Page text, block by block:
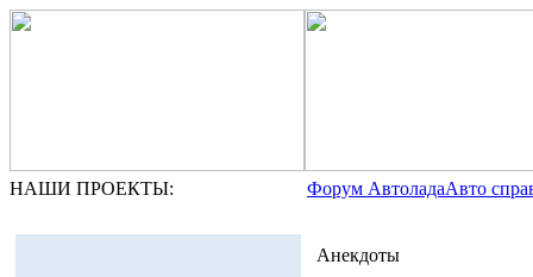
НАШИ ПРОЕКТЫ: Форум АвтоладаАвто
Анекдоты